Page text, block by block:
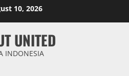
10, 2026
UNITED
INDONESIA